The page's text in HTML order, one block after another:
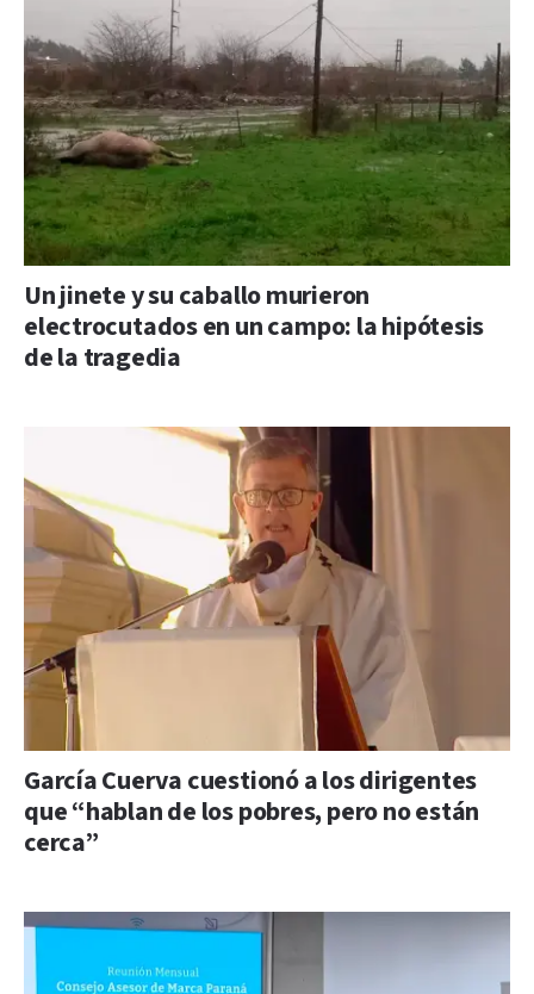
Un jinete y su caballo murieron
electrocutados en un campo: la hipótesis
de la tragedia
García Cuerva cuestionó a los dirigentes
que “hablan de los pobres, pero no están
cerca”